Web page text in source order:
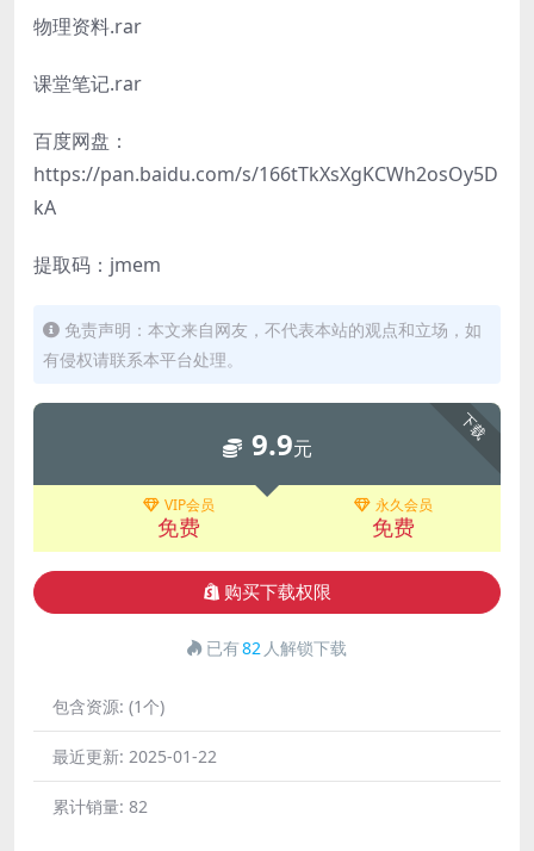
物理资料.rar
课堂笔记.rar
百度网盘：
https://pan.baidu.com/s/166tTkXsXgKCWh2osOy5D
kA
提取码：jmem
免责声明：本文来自网友，不代表本站的观点和立场，如
有侵权请联系本平台处理。
下载
9.9元
VIP会员
免费
永久会员
免费
购买下载权限
已有82 人解锁下载
包含资源: (1个)
最近更新: 2025-01-22
累计销量: 82